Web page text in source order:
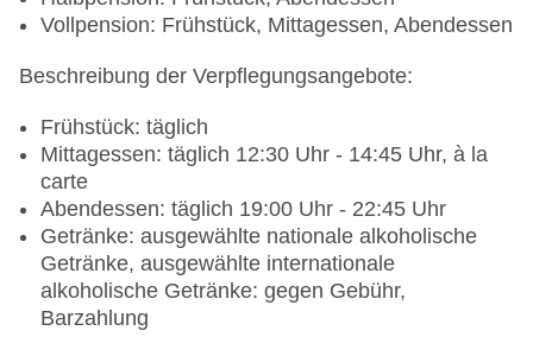
Vollpension: Frühstück, Mittagessen, Abendessen
Beschreibung der Verpflegungsangebote:
Frühstück: täglich
Mittagessen: täglich 12:30 Uhr - 14:45 Uhr, à la
carte
Abendessen: täglich 19:00 Uhr - 22:45 Uhr
Getränke: ausgewählte nationale alkoholische
Getränke, ausgewählte internationale
alkoholische Getränke: gegen Gebühr,
Barzahlung